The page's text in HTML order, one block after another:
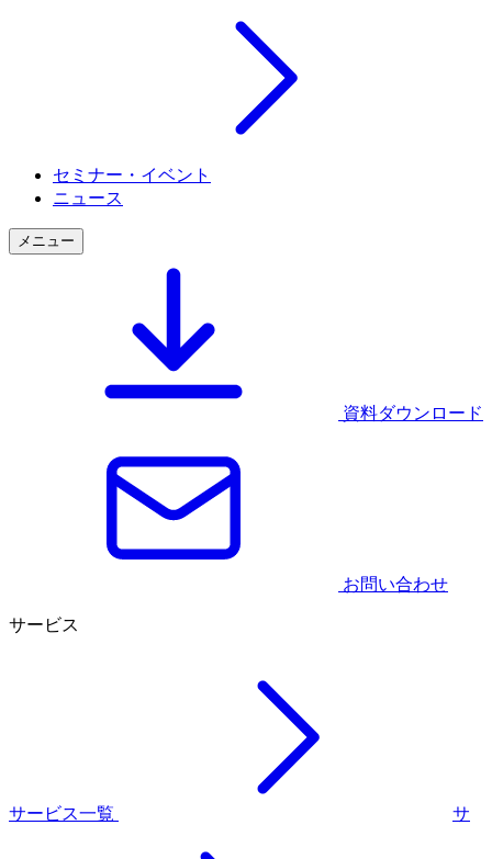
セミナー・イベント
ニュース
メニュー
資料ダウンロード
お問い合わせ
サービス
サービス一覧 サ